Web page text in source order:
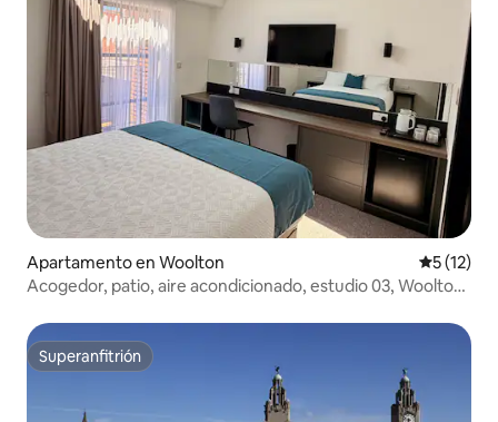
Apartamento en Woolton
5 (12)
Acogedor, patio, aire acondicionado, estudio 03, Woolton
Superanfitrión
Superanfitrión